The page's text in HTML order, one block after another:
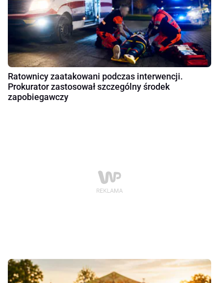
Ratownicy zaatakowani podczas interwencji.
Prokurator zastosował szczególny środek
zapobiegawczy